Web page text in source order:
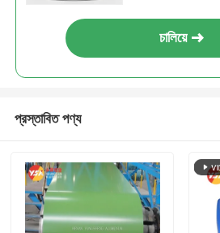
চালিয়ে
প্রস্তাবিত পণ্য